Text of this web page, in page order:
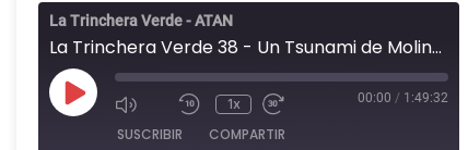
La Trinchera Verde - ATAN
La Trinchera Verde 38 - Un Tsunami de Molinos. Todos a las Vez y en Todas Partes
1x 00:00 / 1:49:32
SUSCRIBIR COMPARTIR